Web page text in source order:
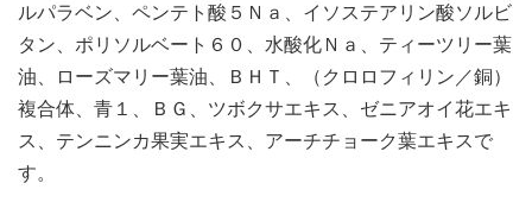
ルパラベン、ペンテト酸５Ｎａ、イソステアリン酸ソルビ
タン、ポリソルベート６０、水酸化Ｎａ、ティーツリー葉
油、ローズマリー葉油、ＢＨＴ、（クロロフィリン／銅）
複合体、青１、ＢＧ、ツボクサエキス、ゼニアオイ花エキ
ス、テンニンカ果実エキス、アーチチョーク葉エキスで
す。